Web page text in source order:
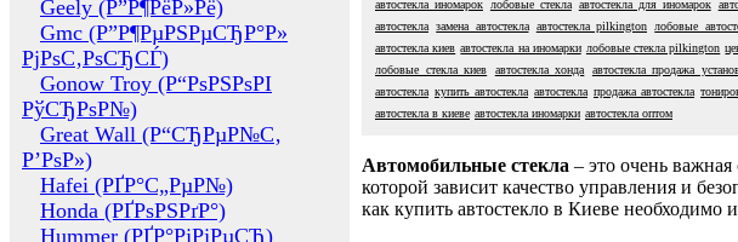
Geely (Р”Р¶РёР»Рё)
Gmc (Р”Р¶РµРЅРµСЂР°Р»
РјРѕС‚РѕСЂСЃ)
Gonow Troy (Р“РѕРЅРѕРІ
РўСЂРѕР№)
Great Wall (Р“СЂРµР№С‚
Р’РѕР»)
Hafei (РҐР°С„РµР№)
Honda (РҐРѕРЅРґР°)
Hummer (РҐР°РјРјРµСЂ)
автостекла иномарок
лобовые стекла автостекла для иномарок
автостекла замена автостекла автостекла pilkington лобовые
автостекла киев автостекла на иномарки лобовые стекла pilkington
лобовые стекла киев
автостекла хонда автостекла продажа
автостекла купить автостекла автостекла продажа автостекла
автостекла в киеве автостекла иномарки автостекла оптом
Автомобильные стекла – это очень
которой зависит качество управления и
как купить автостекло в Киеве